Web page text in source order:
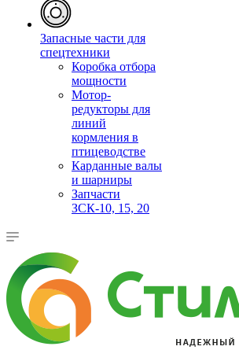
Запасные части для
спецтехники
Коробка отбора
мощности
Мотор-
редукторы для
линий
кормления в
птицеводстве
Карданные валы
и шарниры
Запчасти
ЗСК-10, 15, 20